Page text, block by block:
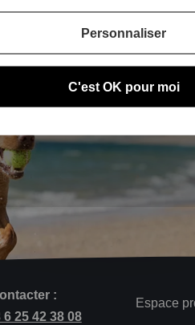
:
6 25 42 38 08
Espace
C'est OK pour moi
Personnaliser